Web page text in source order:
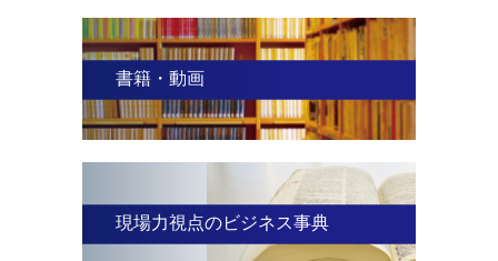
書籍・動画
現場力視点のビジネス事典